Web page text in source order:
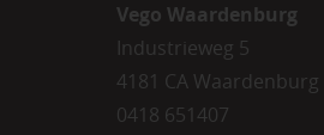
Vego Waardenburg
Industrieweg 5
4181 CA Waardenburg
0418 651407